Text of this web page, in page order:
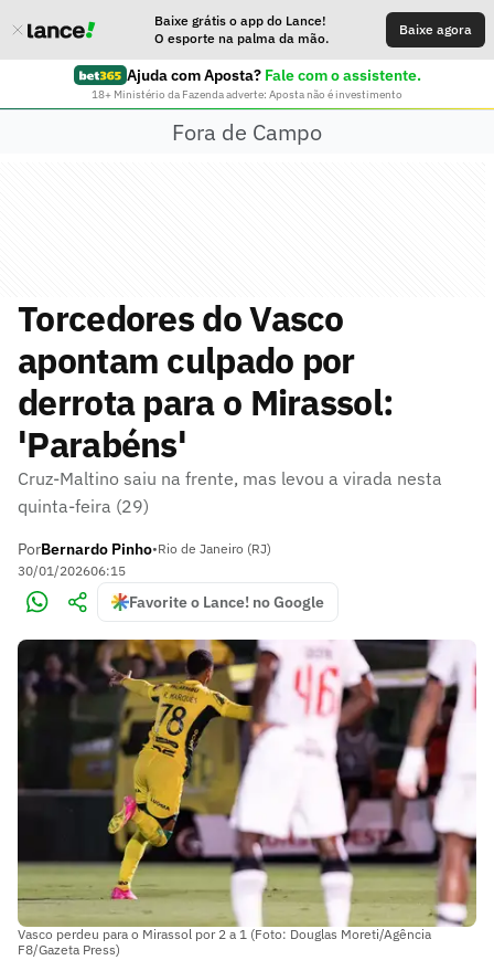
Baixe grátis o app do Lance!
O esporte na palma da mão.
Baixe agora
Ajuda com Aposta? Fale com o assistente.
18+ Ministério da Fazenda adverte: Aposta não é investimento
Fora de Campo
Torcedores do Vasco
apontam culpado por
derrota para o Mirassol:
'Parabéns'
Cruz-Maltino saiu na frente, mas levou a virada nesta
quinta-feira (29)
PorBernardo Pinho•Rio de Janeiro (RJ)
30/01/202606:15
Favorite o Lance! no Google
Vasco perdeu para o Mirassol por 2 a 1 (Foto: Douglas Moreti/Agência
F8/Gazeta Press)